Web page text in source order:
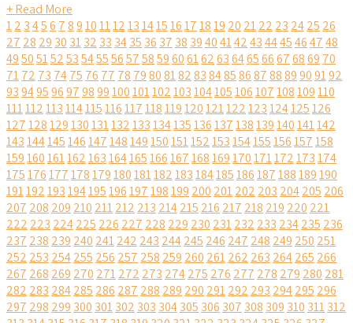
+ Read More
12 3456 78910111213141516171819 20 2122 23 2425 26
27 28 29 30 3132 33 3435 36 37 38 39404142434445464748
495051525354555657585960616263646566676869 70
7172 73 7475 76 77 78 7980818283848586878889909192
93949596979899100101102103104105106107108109110
111112113114115116117118119120121122123124125126
127128129130131132133134135136137138139140141142
143144145146147148149150151152153154155156157158
159160161162163164165166167168169170171172173174
175176177178179180181182183184185186187188189190
191192193194195196197198199 200 201202 203 204205 206
207 208 209 210 211212 213 214215 216 217 218 219 220 221
222 223 224225 226 227 228 229 230 231232 233 234235 236
237 238 239 240 241242 243 244245 246 247 248 249 250 251
252 253 254255 256 257 258 259 260 261262 263 264265 266
267 268 269 270 271272 273 274275 276 277 278 279 280 281
282 283 284285 286 287 288 289 290 291292 293 294295 296
297 298 299 300 301302 303 304305 306 307 308 309 310 311312